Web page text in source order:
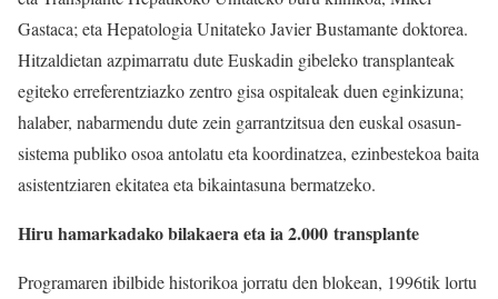
Gastaca; eta Hepatologia Unitateko Javier Bustamante doktorea.
Hitzaldietan azpimarratu dute Euskadin gibeleko transplanteak
egiteko erreferentziazko zentro gisa ospitaleak duen eginkizuna;
halaber, nabarmendu dute zein garrantzitsua den euskal osasun-
sistema publiko osoa antolatu eta koordinatzea, ezinbestekoa baita
asistentziaren ekitatea eta bikaintasuna bermatzeko.
Hiru hamarkadako bilakaera eta ia 2.000 transplante
Programaren ibilbide historikoa jorratu den blokean, 1996tik lortu